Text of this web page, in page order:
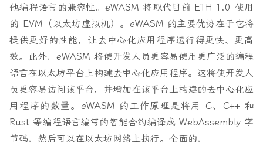
他编程语言的兼容性。eWASM 将取代目前 ETH 1.0 使用
的 EVM（以太坊虚拟机）。eWASM 的主要优势在于它将
提供更好的性能，让去中心化应用程序运行得更快、更高
效。此外，eWASM 将使开发人员更容易使用更广泛的编程
语言在以太坊平台上构建去中心化应用程序。这将使开发人
员更容易访问该平台，并增加在该平台上构建的去中心化应
用程序的数量。eWASM 的工作原理是将用 C、C++ 和
Rust 等编程语言编写的智能合约编译成 WebAssembly 字
节码，然后可以在以太坊网络上执行。全面的，